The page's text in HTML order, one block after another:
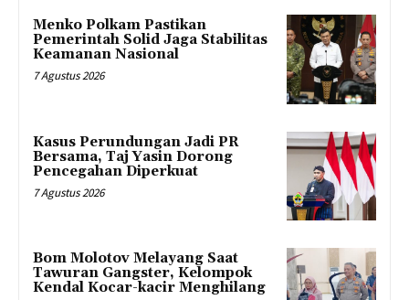
Menko Polkam Pastikan
Pemerintah Solid Jaga Stabilitas
Keamanan Nasional
7 Agustus 2026
Kasus Perundungan Jadi PR
Bersama, Taj Yasin Dorong
Pencegahan Diperkuat
7 Agustus 2026
Bom Molotov Melayang Saat
Tawuran Gangster, Kelompok
Kendal Kocar-kacir Menghilang